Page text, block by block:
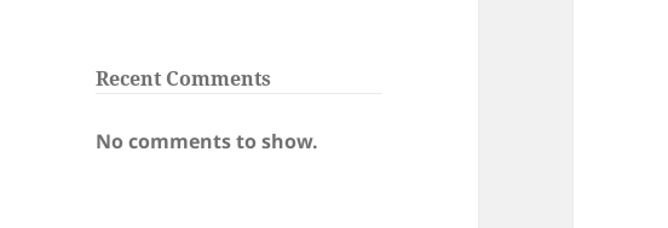
Recent Comments
No comments to show.